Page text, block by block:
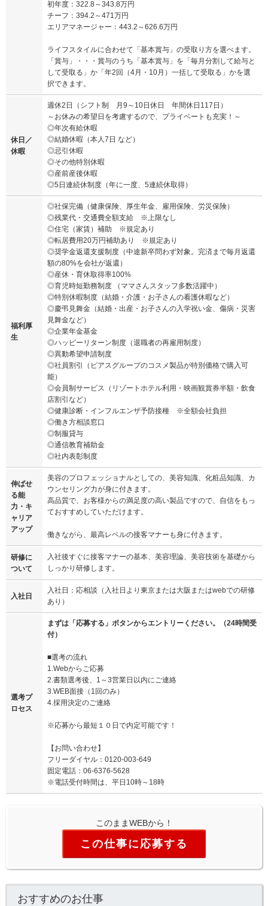
初年度：322.8～343.8万円
チーフ：394.2～471万円
エリアマネージャー：443.2～626.6万円
ライフスタイルに合わせて「基本賞与」の受取り方を選べます。
「賞与」・・・賞与のうち「基本賞与」を「毎月分割して給与と
して受取る」か「年2回（4月・10月）一括して受取る」かを選
択できます。
休日／
休暇
週休2日（シフト制 月9～10日休日 年間休日117日）
～お休みの希望日を考慮するので、プライベートも充実！～
◎年次有給休暇
◎結婚休暇（本人7日 など）
◎忌引休暇
◎その他特別休暇
◎産前産後休暇
◎5日連続休制度（年に一度、5連続休取得）
福利厚
生
◎社保完備（健康保険、厚生年金、雇用保険、労災保険）
◎残業代・交通費全額支給 ※上限なし
◎住宅（家賃）補助 ※規定あり
◎転居費用20万円補助あり ※規定あり
◎奨学金返還支援制度（中途新卒問わず対象。完済まで毎月返還
額の80%を会社が返還）
◎産休・育休取得率100%
◎育児時短勤務制度 （ママさんスタッフ多数活躍中）
◎特別休暇制度（結婚・介護・お子さんの看護休暇など）
◎慶弔見舞金（結婚・出産・お子さんの入学祝い金、傷病・災害
見舞金など）
◎企業年金基金
◎ハッピーリターン制度（退職者の再雇用制度）
◎異動希望申請制度
◎社員割引（ピアスグループのコスメ製品が特別価格で購入可
能）
◎会員制サービス（リゾートホテル利用・映画観賞券半額・飲食
店割引など）
◎健康診断・インフルエンザ予防接種 ※全額会社負担
◎働き方相談窓口
◎制服貸与
◎通信教育補助金
◎社内表彰制度
伸ばせ
る能
力・キ
ャリア
アップ
美容のプロフェッショナルとしての、美容知識、化粧品知識、カ
ウンセリング力が身に付きます。
高品質で、お客様からの満足度の高い製品ですので、自信をもっ
ておすすめしていただけます。
働きながら、最高レベルの接客マナーも身に付きます。
研修に
ついて
入社後すぐに接客マナーの基本、美容理論、美容技術を基礎から
しっかり研修します。
入社日
入社日：応相談（入社日より東京または大阪またはwebでの研修
あり）
選考プ
ロセス
まずは「応募する」ボタンからエントリーください。（24時間受
付）
■選考の流れ
1.Webからご応募
2.書類選考後、1～3営業日以内にご連絡
3.WEB面接（1回のみ）
4.採用決定のご連絡
※応募から最短１０日で内定可能です！
【お問い合わせ】
フリーダイヤル：0120-003-649
固定電話：06-6376-5628
※電話受付時間は、平日10時～18時
このままWEBから！
この仕事に応募する
おすすめのお仕事